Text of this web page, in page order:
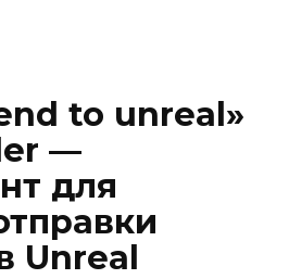
to unreal»
—
для
Unreal